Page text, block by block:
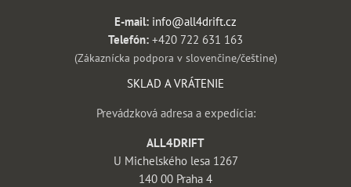
E-mail: info@all4drift.cz
Telefón: +420 722 631 163
(Zákaznícka podpora v slovenčine/češtine)
SKLAD A VRÁTENIE
Prevádzková adresa a expedícia:
ALL4DRIFT
U Michelského lesa 1267
140 00 Praha 4